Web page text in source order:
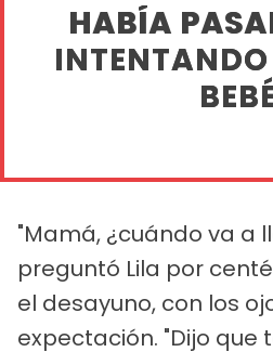
HABÍA
INTENTANDO
"Mamá, ¿cuándo va a
preguntó Lila por
el desayuno, con los
expectación. "Dijo que